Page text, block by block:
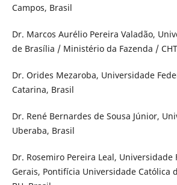
Campos, Brasil
Dr. Marcos Aurélio Pereira Valadão,
de Brasília / Ministério da Fazenda /
Dr. Orides Mezaroba, Universidade
Catarina, Brasil
Dr. René Bernardes de Sousa Júnior,
Uberaba, Brasil
Dr. Rosemiro Pereira Leal, Universidade
Gerais, Pontifí­cia Universidade Católica